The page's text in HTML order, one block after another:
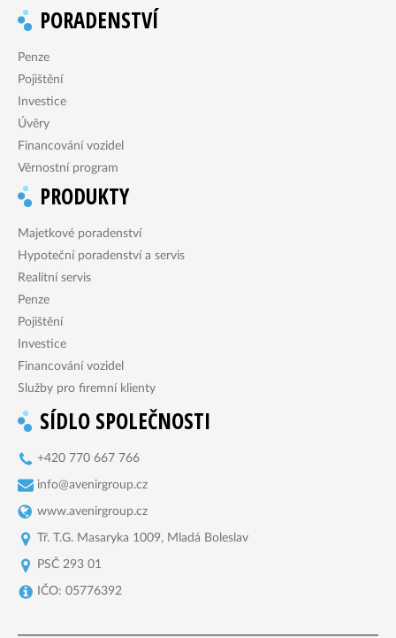
PORADENSTVÍ
Penze
Pojištění
Investice
Úvěry
Financování vozidel
Věrnostní program
PRODUKTY
Majetkové poradenství
Hypoteční poradenství a servis
Realitní servis
Penze
Pojištění
Investice
Financování vozidel
Služby pro firemní klienty
SÍDLO SPOLEČNOSTI
+420 770 667 766
info@avenirgroup.cz
www.avenirgroup.cz
Tř. T.G. Masaryka 1009, Mladá Boleslav
PSČ 293 01
IČO: 05776392